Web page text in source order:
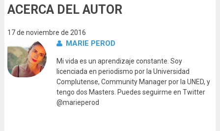
ACERCA DEL AUTOR
17 de noviembre de 2016
MARIE PEROD
Mi vida es un aprendizaje constante. Soy
licenciada en periodismo por la Universidad
Complutense, Community Manager por la UNED, y
tengo dos Masters. Puedes seguirme en Twitter
@marieperod